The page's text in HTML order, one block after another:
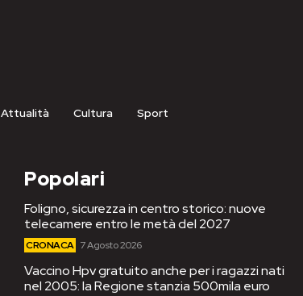
Attualità Cultura Sport
Popolari
Foligno, sicurezza in centro storico: nuove
telecamere entro le metà del 2027
CRONACA 7 Agosto 2026
Vaccino Hpv gratuito anche per i ragazzi nati
nel 2005: la Regione stanzia 500mila euro